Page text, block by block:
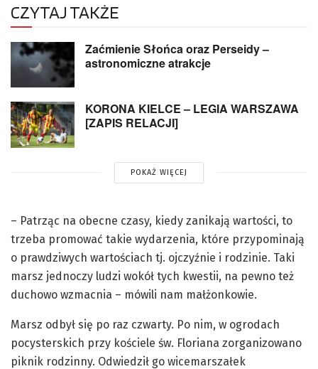
CZYTAJ TAKŻE
Zaćmienie Słońca oraz Perseidy –
astronomiczne atrakcje
KORONA KIELCE – LEGIA WARSZAWA
[ZAPIS RELACJI]
POKAŻ WIĘCEJ
– Patrząc na obecne czasy, kiedy zanikają wartości, to
trzeba promować takie wydarzenia, które przypominają
o prawdziwych wartościach tj. ojczyźnie i rodzinie. Taki
marsz jednoczy ludzi wokół tych kwestii, na pewno też
duchowo wzmacnia – mówili nam małżonkowie.
Marsz odbył się po raz czwarty. Po nim, w ogrodach
pocysterskich przy kościele św. Floriana zorganizowano
piknik rodzinny. Odwiedził go wicemarszałek